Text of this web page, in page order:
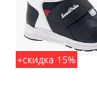
+скидка 15%